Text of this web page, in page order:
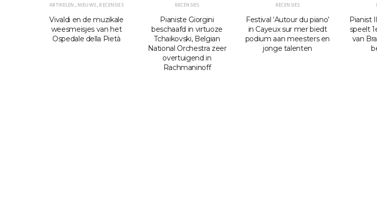
ARTIKELEN ,NIEUWS,RECENSIES
Vivaldi en de muzikale
weesmeisjes van het
Ospedale della Pietà
RECENSIES
Pianiste Giorgini
beschaafd in virtuoze
Tchaikovski, Belgian
National Orchestra zeer
overtuigend in
Rachmaninoff
RECENSIES
Festival ‘Autour du piano’
in Cayeux sur mer biedt
podium aan meesters en
jonge talenten
Pianist
speelt
van